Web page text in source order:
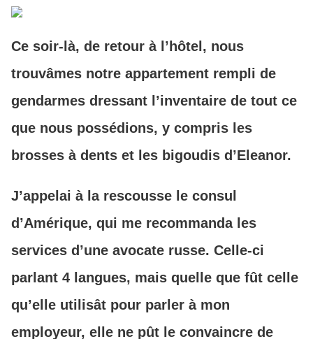
Ce soir-là, de retour à l’hôtel, nous
trouvâmes notre appartement rempli de
gendarmes dressant l’inventaire de tout ce
que nous possédions, y compris les
brosses à dents et les bigoudis d’Eleanor.
J’appelai à la rescousse le consul
d’Amérique, qui me recommanda les
services d’une avocate russe. Celle-ci
parlant 4 langues, mais quelle que fût celle
qu’elle utilisât pour parler à mon
employeur, elle ne pût le convaincre de